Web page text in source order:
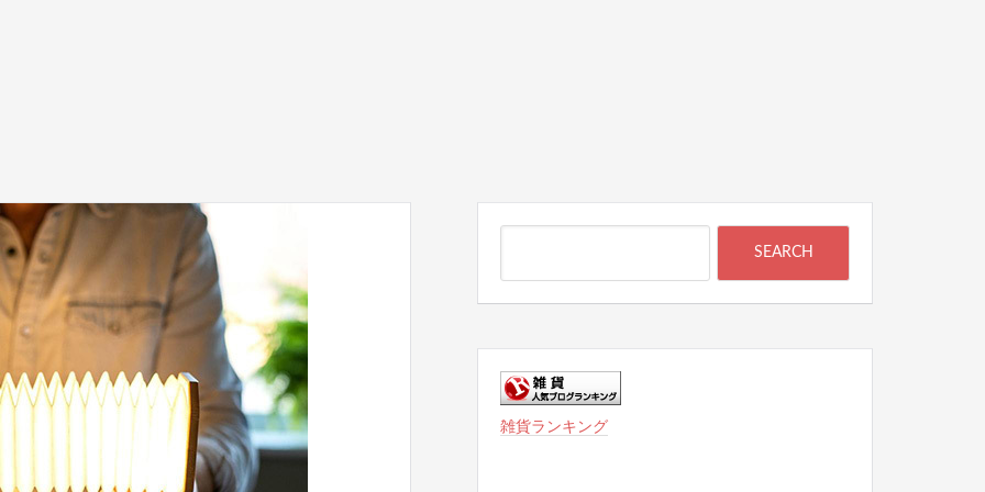
雑貨ランキング